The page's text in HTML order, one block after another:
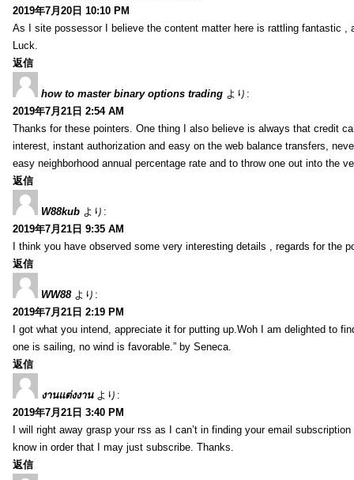
2019年7月20日 10:10 PM
As I site possessor I believe the content matter here is rattling fantastic ,
Luck.
返信
how to master binary options trading より:
2019年7月21日 2:54 AM
Thanks for these pointers. One thing I also believe is always that credit
interest, instant authorization and easy on the web balance transfers,
easy neighborhood annual percentage rate and to throw one out into the
返信
W88kub より:
2019年7月21日 9:35 AM
I think you have observed some very interesting details , regards for the
返信
WW88 より:
2019年7月21日 2:19 PM
I got what you intend, appreciate it for putting up.Woh I am delighted to
one is sailing, no wind is favorable.” by Seneca.
返信
งานแต่งงาน より:
2019年7月21日 3:40 PM
I will right away grasp your rss as I can’t in finding your email
know in order that I may just subscribe. Thanks.
返信